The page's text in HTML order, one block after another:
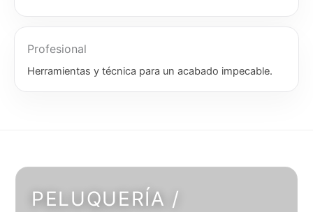
Profesional
Herramientas y técnica para un acabado impecable.
PELUQUERÍA /